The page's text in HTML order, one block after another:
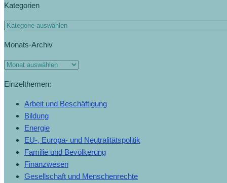
Kategorien
Monats-Archiv
Einzelthemen:
Arbeit und Beschäftigung
Bildung
Energie
EU-, Europa- und Neutralitätspolitik
Familie und Bevölkerung
Finanzwesen
Gesellschaft und Menschenrechte